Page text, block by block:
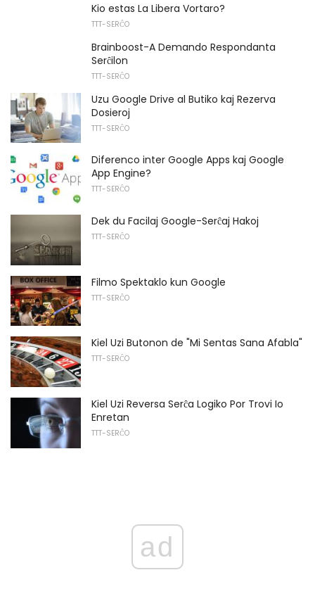
Kio estas La Libera Vortaro?
TTT-SERĈO
Brainboost-A Demando Respondanta
Serĉilon
TTT-SERĈO
Uzu Google Drive al Butiko kaj Rezerva
Dosieroj
TTT-SERĈO
Diferenco inter Google Apps kaj Google
App Engine?
TTT-SERĈO
Dek du Facilaj Google-Serĉaj Hakoj
TTT-SERĈO
Filmo Spektaklo kun Google
TTT-SERĈO
Kiel Uzi Butonon de "Mi Sentas Sana Afabla"
TTT-SERĈO
Kiel Uzi Reversa Serĉa Logiko Por Trovi Io
Enretan
TTT-SERĈO
ad